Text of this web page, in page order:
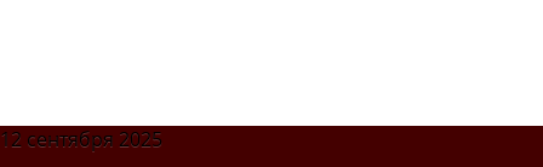
12 сентября 2025